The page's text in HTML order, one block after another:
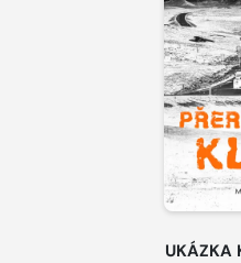
UKÁZKA